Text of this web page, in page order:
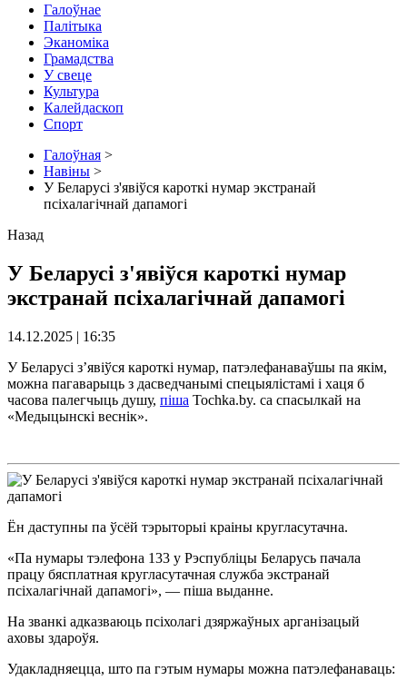
Галоўнае
Палітыка
Эканоміка
Грамадства
У свеце
Культура
Калейдаскоп
Спорт
Галоўная >
Навіны >
У Беларусі з'явіўся кароткі нумар экстранай
псіхалагічнай дапамогі
Назад
У Беларусі з'явіўся кароткі нумар
экстранай псіхалагічнай дапамогі
14.12.2025 | 16:35
У Беларусі з’явіўся кароткі нумар, патэлефанаваўшы па якім,
можна пагаварыць з дасведчанымі спецыялістамі і хаця б
часова палегчыць душу, піша Tochka.by. са спасылкай на
«Медыцынскі веснік».
Ён даступны па ўсёй тэрыторыі краіны кругласутачна.
«Па нумары тэлефона 133 у Рэспубліцы Беларусь пачала
працу бясплатная кругласутачная служба экстранай
псіхалагічнай дапамогі», — піша выданне.
На званкі адказваюць псіхолагі дзяржаўных арганізацый
аховы здароўя.
Удакладняецца, што па гэтым нумары можна патэлефанаваць: